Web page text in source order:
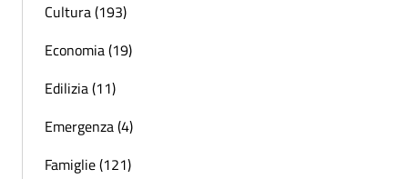
Cultura (193)
Economia (19)
Edilizia (11)
Emergenza (4)
Famiglie (121)